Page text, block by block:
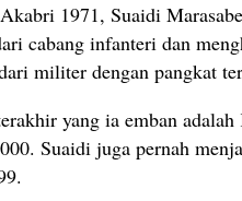
1971, Suaidi
cabang infanteri dan
militer dengan pangkat
yang ia emban
Suaidi juga pernah